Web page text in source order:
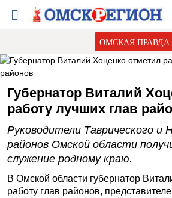
ОМСКАЯ ПРАВДА
Губернатор Виталий
работу лучших глав
Руководители Таврического и
районов Омской области
служение родному краю.
В Омской области губернатор
работу глав районов,